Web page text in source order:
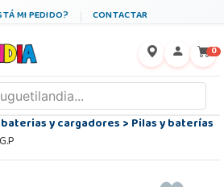
MI PEDIDO? CONTACTAR
0
y cargadores>Pilas y baterías